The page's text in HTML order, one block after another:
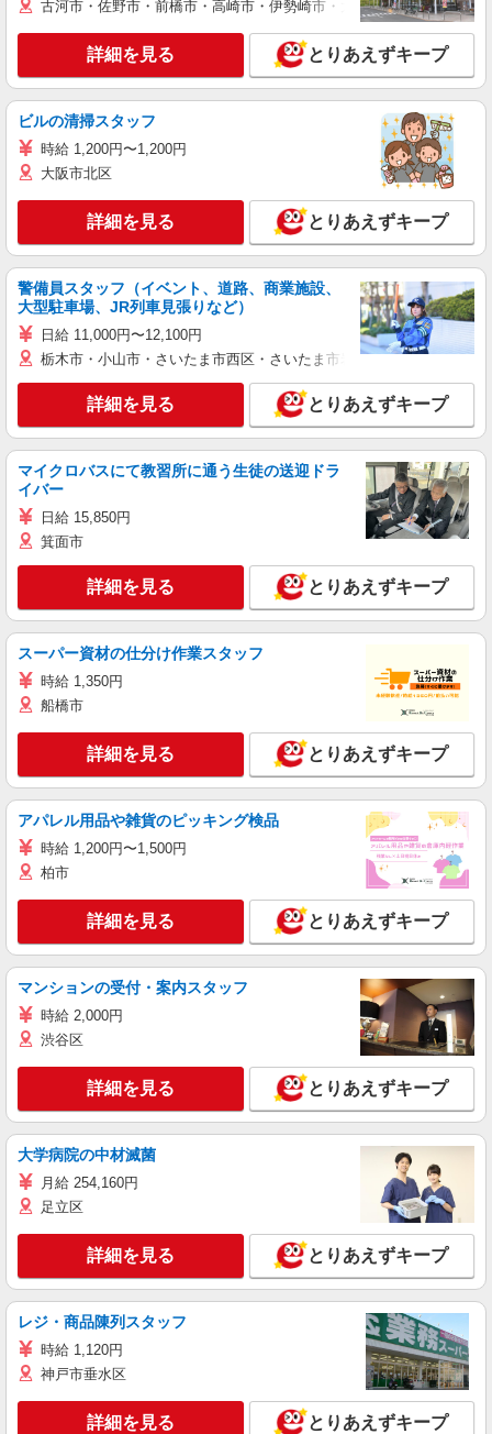
古河市・佐野市・前橋市・高崎市・伊勢崎市・太田市・館林市・藤
詳細を見る とりあえずキープ
ビルの清掃スタッフ
時給 1,200円〜1,200円
大阪市北区
詳細を見る とりあえずキープ
警備員スタッフ（イベント、道路、商業施設、
大型駐車場、JR列車見張りなど）
日給 11,000円〜12,100円
栃木市・小山市・さいたま市西区・さいたま市岩槻区・久喜市・蓮田
詳細を見る とりあえずキープ
マイクロバスにて教習所に通う生徒の送迎ドラ
イバー
日給 15,850円
箕面市
詳細を見る とりあえずキープ
スーパー資材の仕分け作業スタッフ
時給 1,350円
船橋市
詳細を見る とりあえずキープ
アパレル用品や雑貨のピッキング検品
時給 1,200円〜1,500円
柏市
詳細を見る とりあえずキープ
マンションの受付・案内スタッフ
時給 2,000円
渋谷区
詳細を見る とりあえずキープ
大学病院の中材滅菌
月給 254,160円
足立区
詳細を見る とりあえずキープ
レジ・商品陳列スタッフ
時給 1,120円
神戸市垂水区
詳細を見る とりあえずキープ